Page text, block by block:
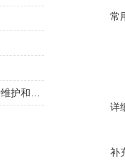
常
详
补